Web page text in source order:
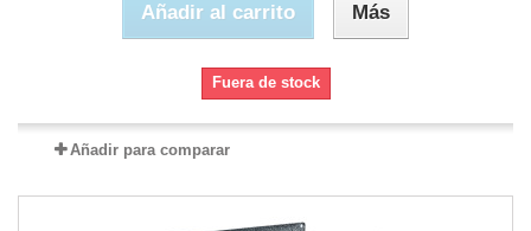
Añadir al carrito Más
Fuera de stock
Añadir para comparar